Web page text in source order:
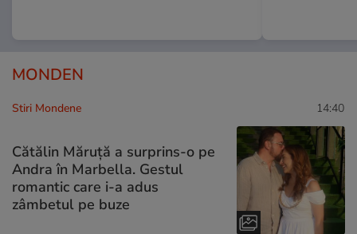
MONDEN
Stiri Mondene 14:40
Cătălin Măruță a surprins-o pe
Andra în Marbella. Gestul
romantic care i-a adus
zâmbetul pe buze